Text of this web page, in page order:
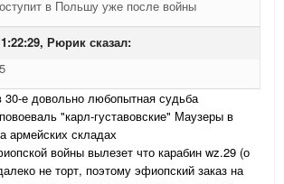
в Польшу уже после войны
Рюрик сказал:
30-е довольно любопытная судьба
"карл-густавовские" Маузеры в
армейских складах
войны вылезет что карабин wz.29 (о
не торт, поэтому эфиопский заказ на